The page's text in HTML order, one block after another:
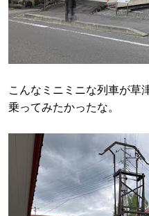
こんなミニミニな列車が草
乗ってみたかったな。